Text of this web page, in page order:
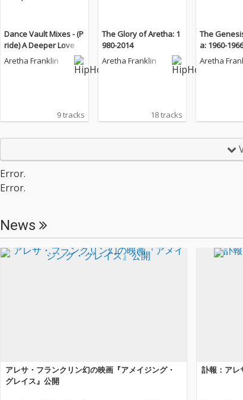
Dance Vault Mixes - (P
ride) A Deeper Love
Aretha Franklin
9 tracks
The Glory of Aretha: 1
980-2014
Aretha Franklin
18 tracks
The
a: 1960-1966
Aretha
Error.
Error.
News
アレサ・フランクリン幻の映画『アメイジング・
グレイス』公開
訃報：アレ